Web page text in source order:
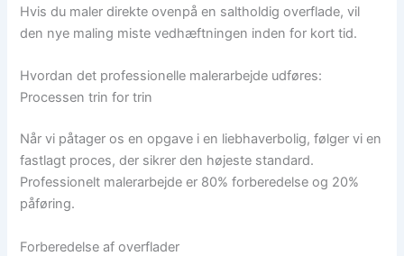
Hvis du maler direkte ovenpå en saltholdig overflade, vil
den nye maling miste vedhæftningen inden for kort tid.
Hvordan det professionelle malerarbejde udføres:
Processen trin for trin
Når vi påtager os en opgave i en liebhaverbolig, følger vi en
fastlagt proces, der sikrer den højeste standard.
Professionelt malerarbejde er 80% forberedelse og 20%
påføring.
Forberedelse af overflader